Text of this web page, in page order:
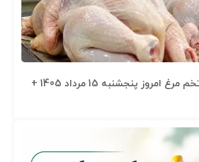
قیمت مرغ، ماهی و تخم مرغ امروز پنجشنبه 15 مرداد 1405 +